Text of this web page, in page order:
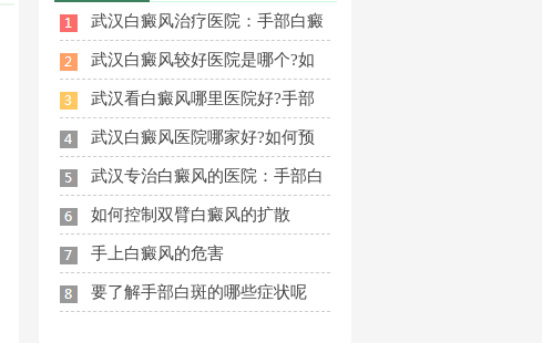
武汉白癜风治疗医院：手部白癜
武汉白癜风较好医院是哪个?如
武汉看白癜风哪里医院好?手部
武汉白癜风医院哪家好?如何预
武汉专治白癜风的医院：手部白
如何控制双臂白癜风的扩散
手上白癜风的危害
要了解手部白斑的哪些症状呢